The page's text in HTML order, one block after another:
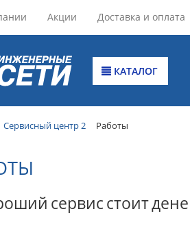
Акции Доставка и оплата
КАТАЛОГ
Сервисный центр 2 Работы
сервисстоит